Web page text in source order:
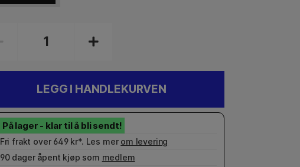
LEGG I HANDLEKURVEN
Fri frakt over 649 kr*. Les mer om levering
90 dager åpent kjøp som medlem